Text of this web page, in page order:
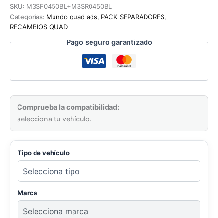
traseros
45mm
azules
YAMAHA
GASGAS
SKU: M3SF0450BL+M3SR0450BL
Categorías: Mundo quad ads, PACK SEPARADORES,
RECAMBIOS QUAD
Pago seguro garantizado
Comprueba la compatibilidad:
selecciona tu vehículo.
Tipo de vehículo
Marca